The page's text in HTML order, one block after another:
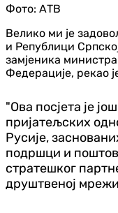
Фото: АТВ
Велико ми је
и Републици
замјеника
Федерације, рекао
"Ова посјета је
пријатељских
Русије,
подршци и
стратешког
друштвеној